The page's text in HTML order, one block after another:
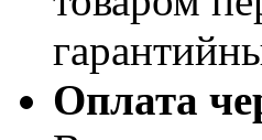
Оплата